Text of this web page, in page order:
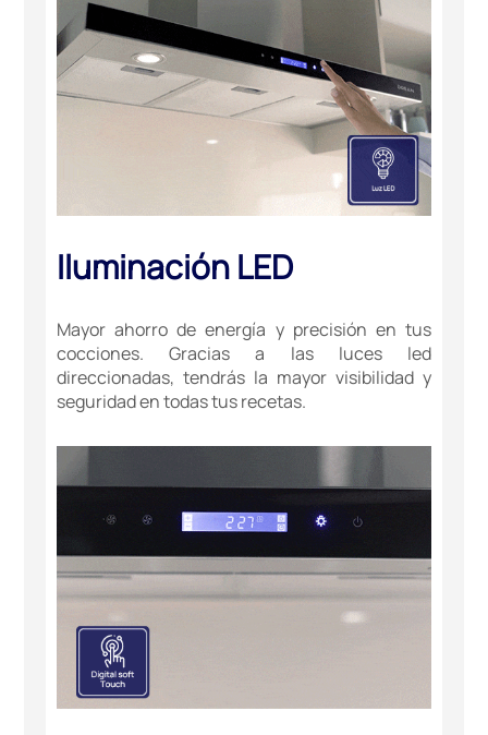
Iluminación LED
Mayor ahorro de energía y precisión en tus
cocciones. Gracias a las luces led
direccionadas, tendrás la mayor visibilidad y
seguridad en todas tus recetas.